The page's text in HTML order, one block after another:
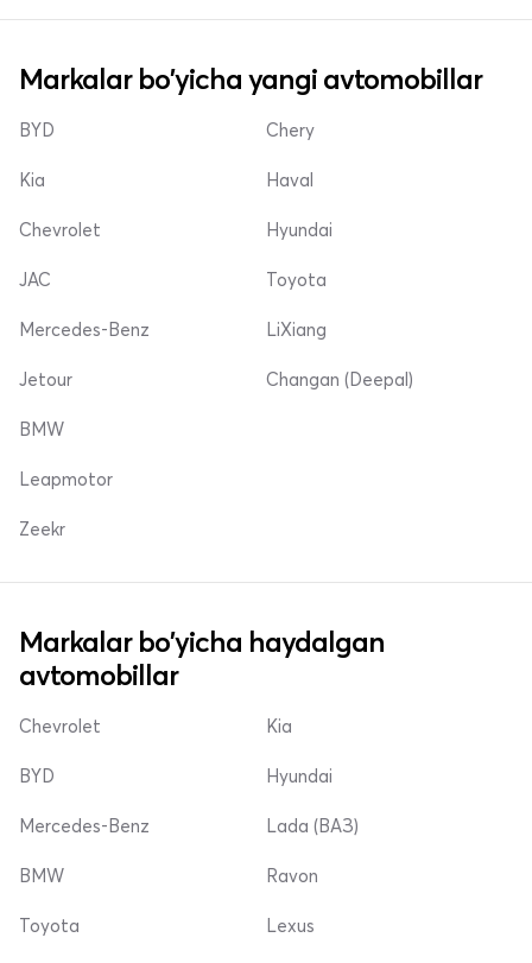
Markalar bo'yicha yangi avtomobillar
BYD
Kia
Chevrolet
Chery
Haval
Hyundai
JAC
Mercedes-Benz
Jetour
Toyota
LiXiang
Changan (Deepal)
BMW
Leapmotor
Zeekr
Markalar bo'yicha haydalgan
avtomobillar
Chevrolet
BYD
Mercedes-Benz
Kia
Hyundai
Lada (ВАЗ)
BMW
Toyota
Ravon
Lexus